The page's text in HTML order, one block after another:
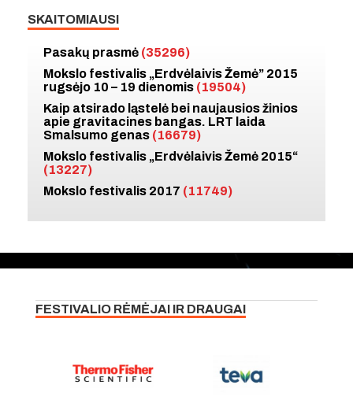
SKAITOMIAUSI
Pasakų prasmė (35296)
Mokslo festivalis „Erdvėlaivis Žemė” 2015
rugsėjo 10 – 19 dienomis (19504)
Kaip atsirado ląstelė bei naujausios žinios
apie gravitacines bangas. LRT laida
Smalsumo genas (16679)
Mokslo festivalis „Erdvėlaivis Žemė 2015“
(13227)
Mokslo festivalis 2017 (11749)
FESTIVALIO RĖMĖJAI IR DRAUGAI